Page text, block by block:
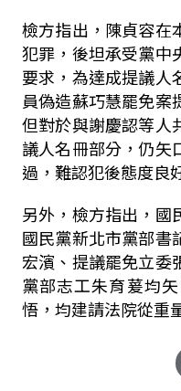
檢方指出，陳貞容在
犯罪，後坦承受黨中
要求，為達成提議人
員偽造蘇巧慧罷免案
但對於與謝慶認等人
議人名冊部分，仍矢
過，難認犯後態度良
另外，檢方指出，國
國民黨新北市黨部書
宏濱、提議罷免立委
黨部志工朱育萲均
悟，均建請法院從重